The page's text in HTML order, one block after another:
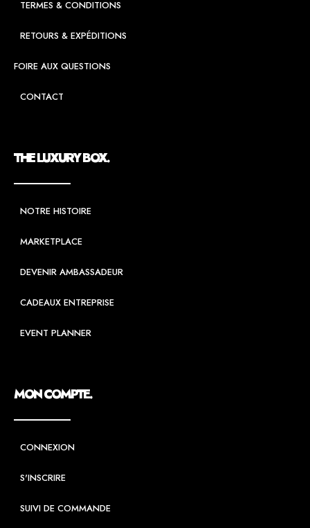
TERMES & CONDITIONS
RETOURS & EXPÉDITIONS
FOIRE AUX QUESTIONS
CONTACT
THE LUXURY BOX.
NOTRE HISTOIRE
MARKETPLACE
DEVENIR AMBASSADEUR
CADEAUX ENTREPRISE
EVENT PLANNER
MON COMPTE.
CONNEXION
S'INSCRIRE
SUIVI DE COMMANDE